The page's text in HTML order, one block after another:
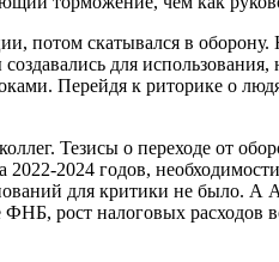
потом скатывался в
для использования,
Перейдя к риторике о
Тезисы о переходе от
2024 годов,
для критики не было. А
ФНБ, рост налоговых расходов